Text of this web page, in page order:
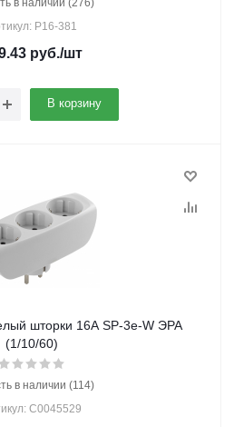
в наличии (276)
Р16-381
руб./шт
В корзину
шторки 16А SP-3e-W ЭРА
(1/10/60)
в наличии (114)
C0045529